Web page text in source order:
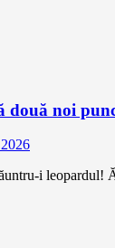
două noi
i leopardul!